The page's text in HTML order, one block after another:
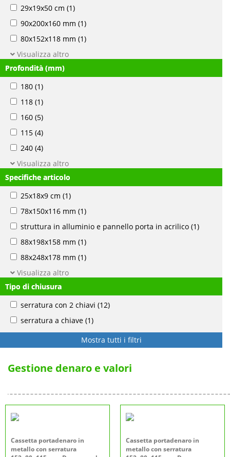
29x19x50 cm (1)
90x200x160 mm (1)
80x152x118 mm (1)
Visualizza altro
Profondità (mm)
180 (1)
118 (1)
160 (5)
115 (4)
240 (4)
Visualizza altro
Specifiche articolo
25x18x9 cm (1)
78x150x116 mm (1)
struttura in alluminio e pannello porta in acrilico (1)
88x198x158 mm (1)
88x248x178 mm (1)
Visualizza altro
Tipo di chiusura
serratura con 2 chiavi (12)
serratura a chiave (1)
Mostra tutti i filtri
Gestione denaro e valori
Cassetta portadenaro in
metallo con serratura
Cassetta portadenaro in
metallo con serratura